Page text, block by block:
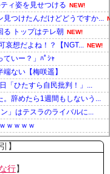
ィ姿を見せつける NEW!
つけたんだけどどうですか...
る トップはテレ朝 NEW!
哀想だよね！？【NGT... NEW!
ていー？」ﾊﾟｼｬ
ない【梅咲遥】
「ひたすら自民批判！」...
辞めたら1週間もしないう...
」はテスラのライバルに...
ｗｗｗｗ
】
な行】